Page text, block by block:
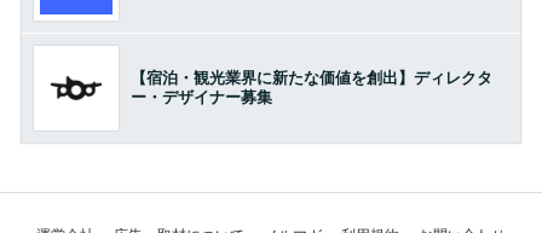
【宿泊・観光業界に新たな価値を創出】ディレクタ
ー・デザイナー募集